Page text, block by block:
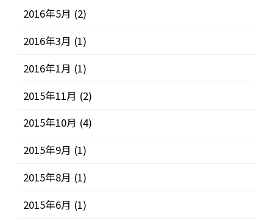
2016年5月 (2)
2016年3月 (1)
2016年1月 (1)
2015年11月 (2)
2015年10月 (4)
2015年9月 (1)
2015年8月 (1)
2015年6月 (1)